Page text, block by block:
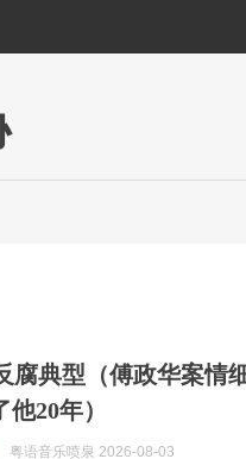
腐典型（傅政华案情
20年）
粤语音乐喷泉 2026-08-03